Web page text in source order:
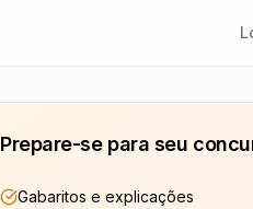
Prepare-se para seu
Gabaritos e explicações